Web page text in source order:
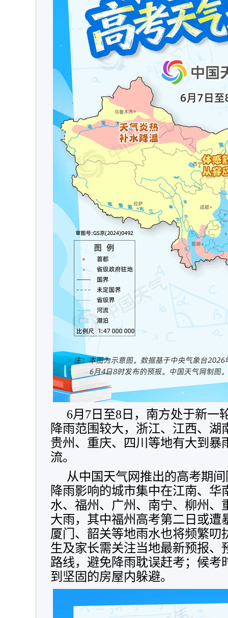
6月7日至8日，南方处于新一
降雨范围较大，浙江、江西、湖
贵州、重庆、四川等地有大到暴
流。
从中国天气网推出的高考期
降雨影响的城市集中在江南、华
水、福州、广州、南宁、柳州、
大雨，其中福州高考第二日或遭
厦门、韶关等地雨水也将频繁叨
生及家长需关注当地最新预报、
路线，避免降雨耽误赶考；候考
到坚固的房屋内躲避。